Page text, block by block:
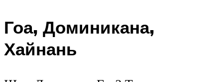
Гоа, Доминикана,
Хайнань